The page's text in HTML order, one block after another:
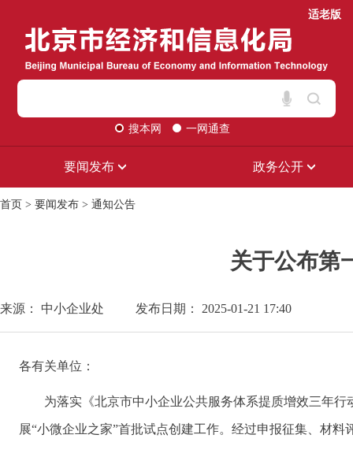
适老版
搜本网 一网通查
要闻发布 政务公开
首页 > 要闻发布 > 通知公告
关于公布第
来源： 中小企业处 发布日期： 2025-01-21 17:40
各有关单位：
为落实《北京市中小企业公共服务体系提质增效三年
展“小微企业之家”首批试点创建工作。经过申报征集、材